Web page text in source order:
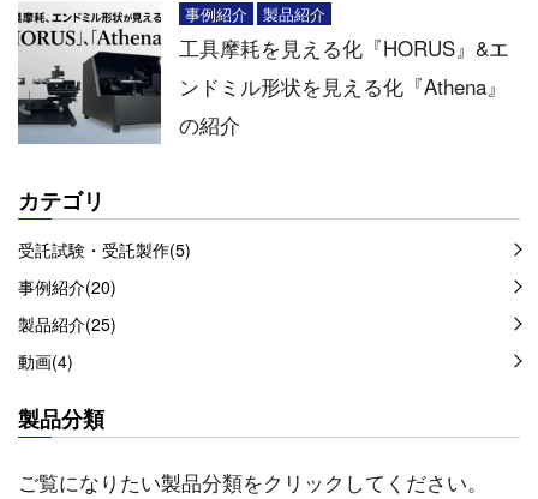
事例紹介 製品紹介
工具摩耗を見える化『HORUS』&エ
ンドミル形状を見える化『Athena』
の紹介
カテゴリ
受託試験・受託製作(5)
事例紹介(20)
製品紹介(25)
動画(4)
製品分類
ご覧になりたい製品分類をクリックしてください。